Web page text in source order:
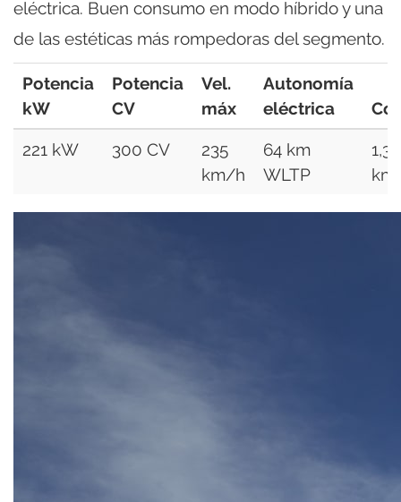
eléctrica. Buen consumo en modo híbrido y una
de las estéticas más rompedoras del segmento.
Potencia
kW
Potencia
CV
Vel.
máx
Autonomía
eléctrica
221 kW 300 CV
235
km/h
64 km
WLTP
1,3
km